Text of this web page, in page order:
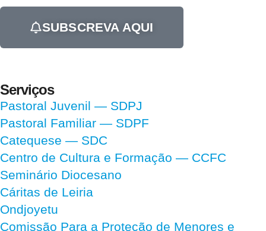
SUBSCREVA AQUI
Serviços
Pastoral Juvenil — SDPJ
Pastoral Familiar — SDPF
Catequese — SDC
Centro de Cultura e Formação — CCFC
Seminário Diocesano
Cáritas de Leiria
Ondjoyetu
Comissão Para a Proteção de Menores e